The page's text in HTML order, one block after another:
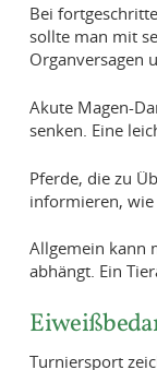
Bei
sollte man mit
Organversagen
Akute Magen-
senken. Eine
Pferde, die zu
informieren, wie
Allgemein kann
abhängt. Ein
Turniersport